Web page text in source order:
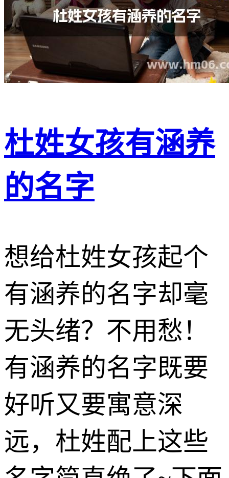
杜姓女孩有涵养
的名字
想给杜姓女孩起个
有涵养的名字却毫
无头绪？不用愁！
有涵养的名字既要
好听又要寓意深
远，杜姓配上这些